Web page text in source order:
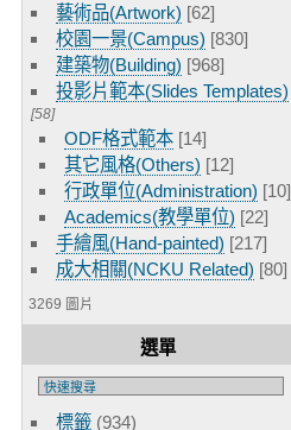
藝術品(Artwork) [62]
校園一景(Campus) [830]
建築物(Building) [968]
投影片範本(Slides Templates)
[58]
ODF格式範本 [14]
其它風格(Others) [12]
行政單位(Administration) [10]
Academics(教學單位) [22]
手繪風(Hand-painted) [217]
成大相關(NCKU Related) [80]
3269 圖片
選單
標籤 (934)